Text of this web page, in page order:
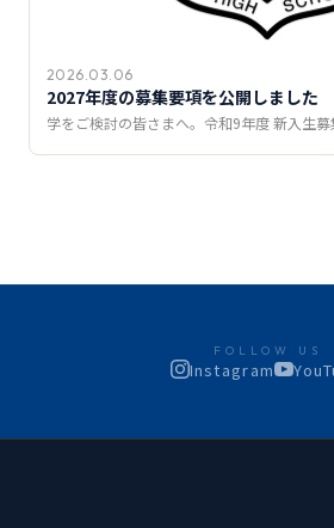
2026.03.06
2027年度の募集要項を公開しました
学をご検討の皆さまへ。令和9年度 新入生
FOLLOW US
Instagram